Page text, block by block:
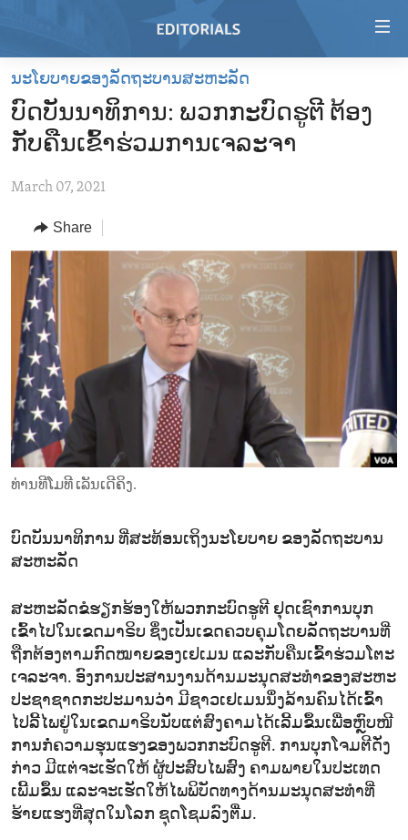
Skip
main
content
to
Navigation
Skip
Search
HOME
VIDEO
REGIONS
AFRICA
AMERICAS
ASIA
EUROPE
MIDDLE EAST
TOPICS
HUMAN RIGHTS
SECURITY AND DEFENSE
AID AND DEVELOPMENT
DEMOCRACY AND GOVERNANCE
ECONOMY AND TRADE
ENVIRONMENT AND HEALTH
IDEALS AND INSTITUTIONS
ARCHIVE
ABOUT US
FOLLOW US
ນະໂຍບາຍຂອງລັດຖະບານສະຫະລັດ
ບົດບັນນາທິການ: ພວກກະບົດຮູຕີ ຕ້ອງ
ກັບຄືນເຂົ້າຮ່ວມການເຈລະຈາ
March 07, 2021
Share
ທ່ານທີໂມທີ ເລັນເດີຄິງ.
ບົດບັນນາທິການ ທີ່ສະທ້ອນເຖິງນະໂຍບາຍ ຂອງລັດຖະບານ
ສະຫະລັດ
ສະຫະລັດຂໍຮຽກຮ້ອງໃຫ້ພວກກະບົດຮູຕີ ຢຸດເຊົາການບຸກ
ເຂົ້າໄປໃນເຂດມາຣິບ ຊຶ່ງເປັນເຂດຄວບຄຸມໂດຍລັດຖະບານທີ່
ຖືກຕ້ອງຕາມກົດໝາຍຂອງເຢເມນ ແລະກັບຄືນເຂົ້າຮ່ວມໂຕະ
ເຈລະຈາ. ອົງການປະສານງານດ້ານມະນຸດສະທຳຂອງສະຫະ
ປະຊາຊາດກະປະມານວ່າ ມີຊາວເຢເມນນຶ່ງລ້ານຄົນໄດ້ເຂົ້າ
ໄປລີ້ໄພຢູ່ໃນເຂດມາຣິບນັບແຕ່ສົງຄາມໄດ້ເລີ້ມຂຶ້ນເພື່ອຫຼົບໜີ
ການກໍ່ຄວາມຮຸນແຮງຂອງພວກກະບົດຮູຕີ. ການບຸກໂຈມຕີດັ່ງ
ກ່າວ ມີແຕ່ຈະເຮັດໃຫ້ ຜູ້ປະສົບໄພສົງ ຄາມພາຍໃນປະເທດ
ເພີ້ມຂຶ້ນ ແລະຈະເຮັດໃຫ້ໄພພິບັດທາງດ້ານມະນຸດສະທຳທີ່
ຮ້າຍແຮງທີ່ສຸດໃນໂລກ ຊຸດໂຊມລົງຕື່ມ.